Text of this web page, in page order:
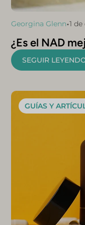
Georgina Glenn•1
¿Es el NAD
SEGUIR
GUÍAS Y